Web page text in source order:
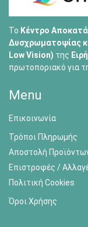
Το Κέντρο
Δυσχρωματοψίας
Low Vision) της
πρωτοποριακό για
Menu
Επικοινωνία
Τρόποι Πληρωμής
Αποστολή
Επιστροφές /
Πολιτική Cookies
Όροι Χρήσης